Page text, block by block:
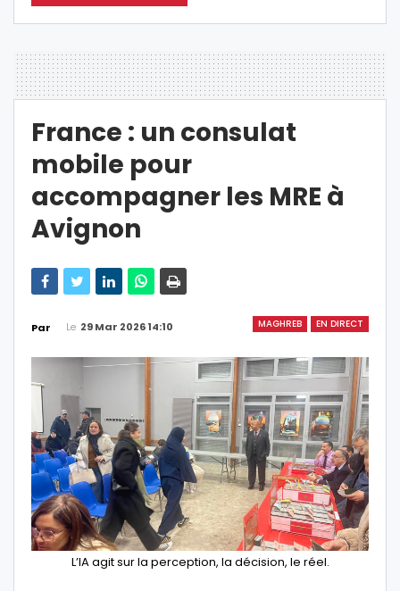
France : un consulat
mobile pour
accompagner les MRE à
Avignon
MAGHREB EN DIRECT
Par Le 29 Mar 2026 14:10
L’IA agit sur la perception, la décision, le réel.